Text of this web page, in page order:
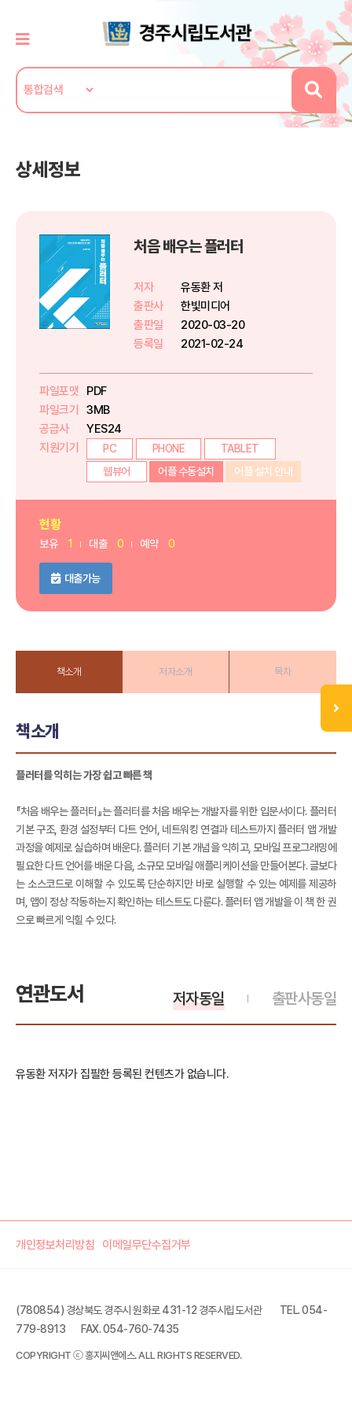
상세정보
처음 배우는 플러터
저자
유동환 저
출판사
한빛미디어
출판일
2020-03-20
등록일
2021-02-24
파일포맷
PDF
파일크기
3MB
공급사
YES24
지원기기
PC PHONE
TABLET
웹뷰어
어플 수동설치 어플 설치 안내
현황
보유 1 대출 0 예약 0
대출가능
책소개 저자소개 목차
책소개
플러터를 익히는 가장 쉽고 빠른 책
『처음 배우는 플러터』는 플러터를 처음 배우는 개발자를 위한 입문서이다. 플러터
기본 구조, 환경 설정부터 다트 언어, 네트워킹 연결과 테스트까지 플러터 앱 개발
과정을 예제로 실습하며 배운다. 플러터 기본 개념을 익히고, 모바일 프로그래밍에
필요한 다트 언어를 배운 다음, 소규모 모바일 애플리케이션을 만들어본다. 글보다
는 소스코드로 이해할 수 있도록 단순하지만 바로 실행할 수 있는 예제를 제공하
며, 앱이 정상 작동하는지 확인하는 테스트도 다룬다. 플러터 앱 개발을 이 책 한 권
으로 빠르게 익힐 수 있다.
연관도서 출판사동일
저자동일
유동환 저자가 집필한 등록된 컨텐츠가 없습니다.
개인정보처리방침 이메일무단수집거부
(780854) 경상북도 경주시 원화로 431-12 경주시립도서관
TEL. 054-
779-8913
FAX. 054-760-7435
COPYRIGHT ⓒ 홍지씨앤에스. ALL RIGHTS RESERVED.